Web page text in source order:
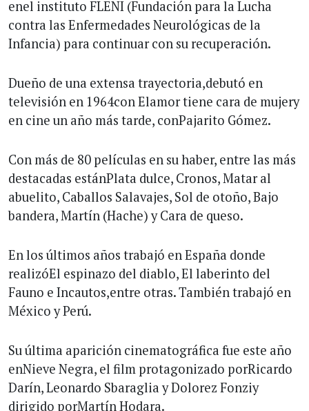
enel instituto FLENI (Fundación para la Lucha
contra las Enfermedades Neurológicas de la
Infancia) para continuar con su recuperación.
Dueño de una extensa trayectoria,debutó en
televisión en 1964con Elamor tiene cara de mujery
en cine un año más tarde, conPajarito Gómez.
Con más de 80 películas en su haber, entre las más
destacadas estánPlata dulce, Cronos, Matar al
abuelito, Caballos Salavajes, Sol de otoño, Bajo
bandera, Martín (Hache) y Cara de queso.
En los últimos años trabajó en España donde
realizóEl espinazo del diablo, El laberinto del
Fauno e Incautos,entre otras. También trabajó en
México y Perú.
Su última aparición cinematográfica fue este año
enNieve Negra, el film protagonizado porRicardo
Darín, Leonardo Sbaraglia y Dolorez Fonziy
dirigido porMartín Hodara.